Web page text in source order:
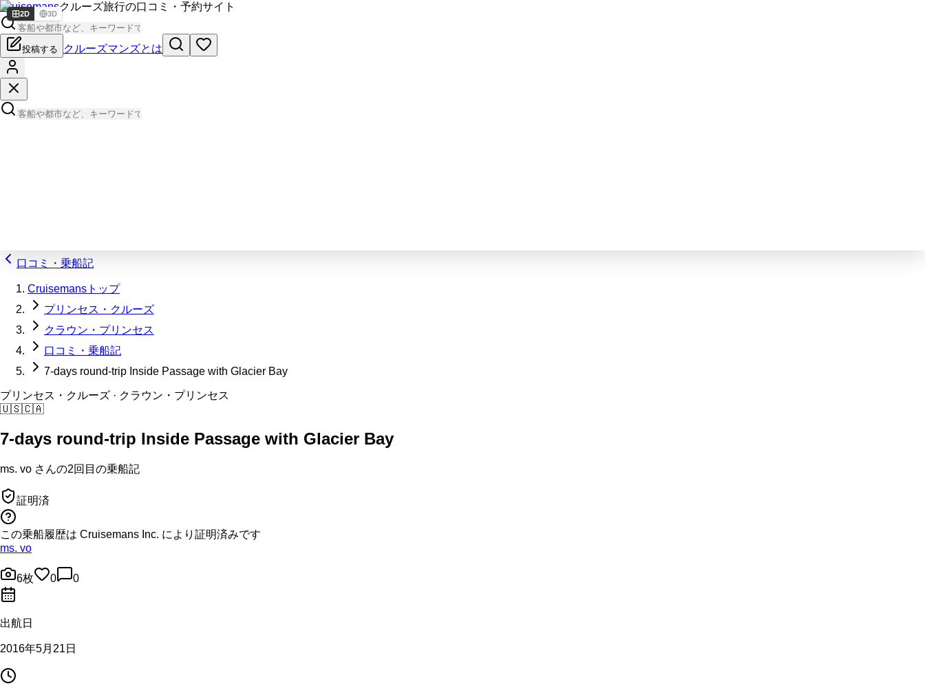
Cruisemansクルーズ旅行の口コミ・予約サイト
投稿する クルーズマンズとは
口コミ・乗船記
Cruisemansトップ
プリンセス・クルーズ
クラウン・プリンセス
口コミ・乗船記
7-days round-trip Inside Passage with Glacier Bay
プリンセス・クルーズ · クラウン・プリンセス
🇺🇸🇨🇦
7-days round-trip Inside Passage with Glacier Bay
ms. vo さんの2回目の乗船記
証明済
この乗船履歴は Cruisemans Inc. により証明済みです
ms. vo
6枚 0 0
出航日
2016年5月21日
2D 3D